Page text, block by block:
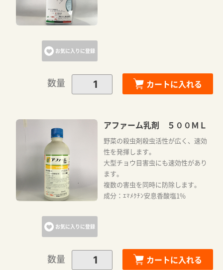
お気に入りに登録
数量 カートに入れる
お気に入りに登録
アファーム乳剤 ５００ＭＬ
野菜の殺虫剤殺虫活性が広く、速効
性を発揮します。
大型チョウ目害虫にも速効性があり
ます。
複数の害虫を同時に防除します。
成分：ｴﾏﾒｸﾁﾝ安息香酸塩1%
数量 カートに入れる